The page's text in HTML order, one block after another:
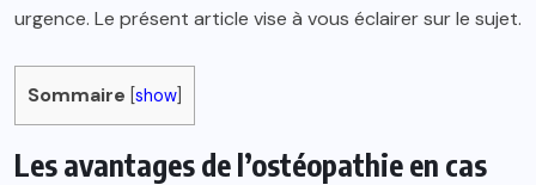
urgence. Le présent article vise à vous éclairer sur le sujet.
Sommaire show
Les avantages de l’ostéopathie en cas